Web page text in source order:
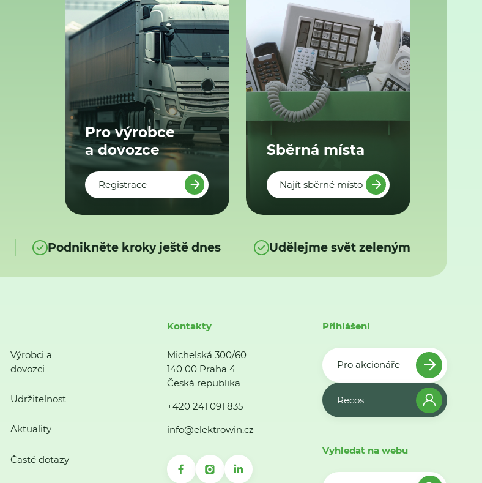
Pro výrobce
a dovozce
Registrace
Sběrná místa
Najít sběrné místo
Podnikněte kroky ještě dnes Udělejme svět zeleným
Výrobci a
dovozci
Udržitelnost
Aktuality
Časté dotazy
Kontakty
Michelská 300/60
140 00 Praha 4
Česká republika
+420 241 091 835
info@elektrowin.cz
Přihlášení
Pro akcionáře
Recos
Vyhledat na webu